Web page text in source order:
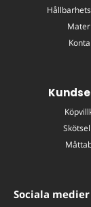
Sociala medier